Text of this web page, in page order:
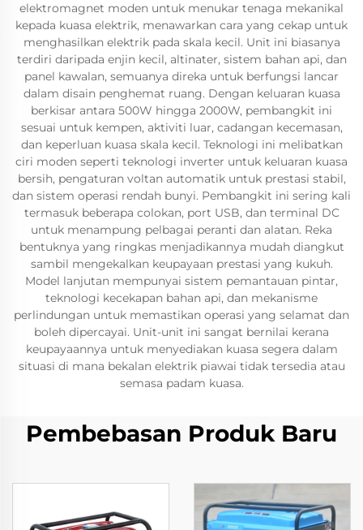
elektromagnet moden untuk menukar tenaga mekanikal
kepada kuasa elektrik, menawarkan cara yang cekap untuk
menghasilkan elektrik pada skala kecil. Unit ini biasanya
terdiri daripada enjin kecil, altinater, sistem bahan api, dan
panel kawalan, semuanya direka untuk berfungsi lancar
dalam disain penghemat ruang. Dengan keluaran kuasa
berkisar antara 500W hingga 2000W, pembangkit ini
sesuai untuk kempen, aktiviti luar, cadangan kecemasan,
dan keperluan kuasa skala kecil. Teknologi ini melibatkan
ciri moden seperti teknologi inverter untuk keluaran kuasa
bersih, pengaturan voltan automatik untuk prestasi stabil,
dan sistem operasi rendah bunyi. Pembangkit ini sering kali
termasuk beberapa colokan, port USB, dan terminal DC
untuk menampung pelbagai peranti dan alatan. Reka
bentuknya yang ringkas menjadikannya mudah diangkut
sambil mengekalkan keupayaan prestasi yang kukuh.
Model lanjutan mempunyai sistem pemantauan pintar,
teknologi kecekapan bahan api, dan mekanisme
perlindungan untuk memastikan operasi yang selamat dan
boleh dipercayai. Unit-unit ini sangat bernilai kerana
keupayaannya untuk menyediakan kuasa segera dalam
situasi di mana bekalan elektrik piawai tidak tersedia atau
semasa padam kuasa.
Pembebasan Produk Baru